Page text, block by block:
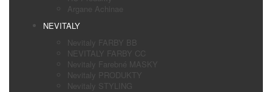
Argane Achinae
NEVITALY
Nevitaly FARBY BB
NEVITALY FARBY CC
Nevitaly Farebné MASKY
Nevitaly PRODUKTY
Nevitaly STYLING